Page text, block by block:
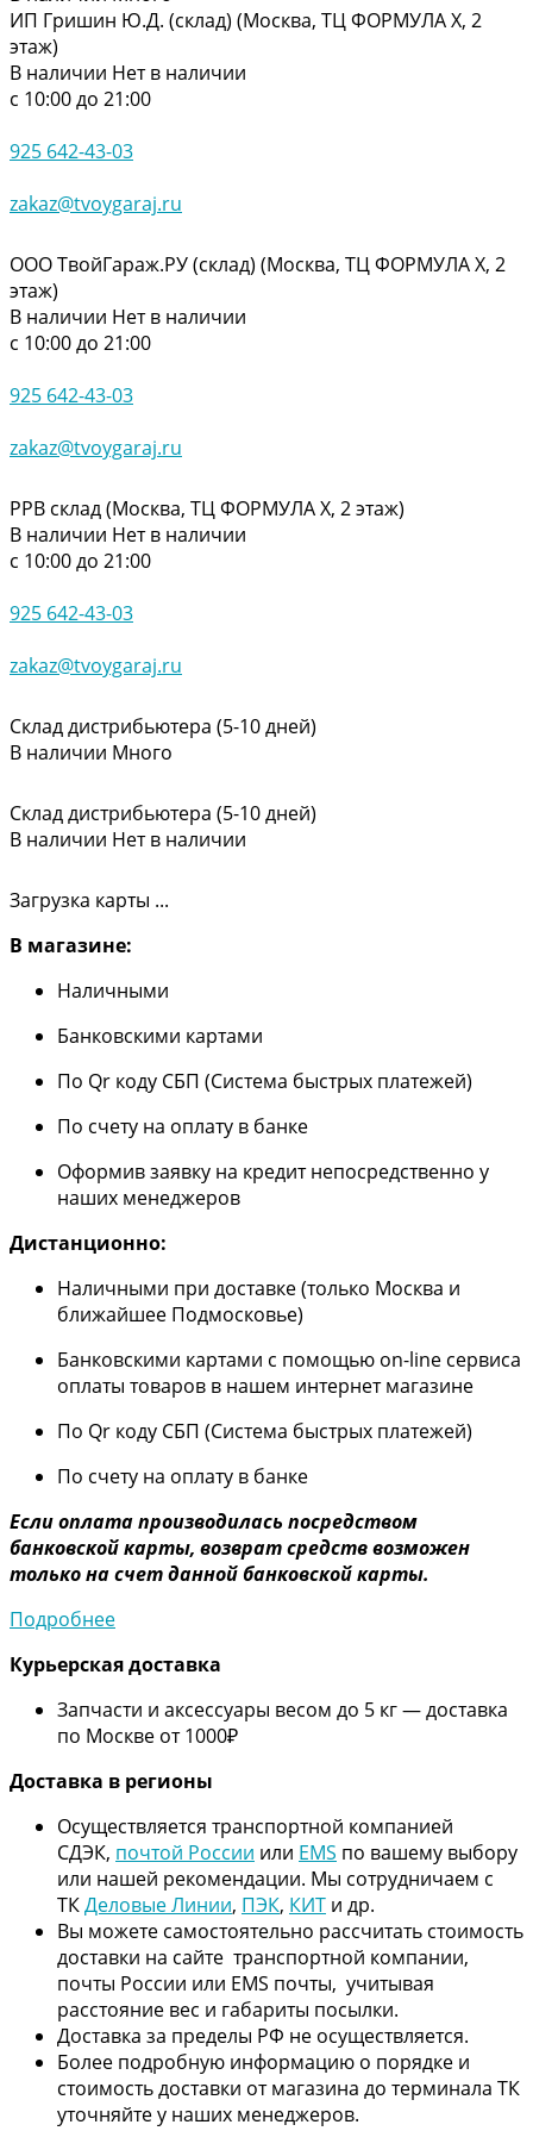
ИП Гришин Ю.Д. (склад) (Москва, ТЦ ФОРМУЛА Х, 2
этаж)
В наличии Нет в наличии
с 10:00 до 21:00
925 642-43-03
zakaz@tvoygaraj.ru
ООО ТвойГараж.РУ (склад) (Москва, ТЦ ФОРМУЛА Х, 2
этаж)
В наличии Нет в наличии
с 10:00 до 21:00
925 642-43-03
zakaz@tvoygaraj.ru
РРВ склад (Москва, ТЦ ФОРМУЛА Х, 2 этаж)
В наличии Нет в наличии
с 10:00 до 21:00
925 642-43-03
zakaz@tvoygaraj.ru
Склад дистрибьютера (5-10 дней)
В наличии Много
Склад дистрибьютера (5-10 дней)
В наличии Нет в наличии
Загрузка карты ...
В магазине:
Наличными
Банковскими картами
По Qr коду СБП (Система быстрых платежей)
По счету на оплату в банке
Оформив заявку на кредит непосредственно у
наших менеджеров
Дистанционно:
Наличными при доставке (только Москва и
ближайшее Подмосковье)
Банковскими картами с помощью on-line сервиса
оплаты товаров в нашем интернет магазине
По Qr коду СБП (Система быстрых платежей)
По счету на оплату в банке
Если оплата производилась посредством
банковской карты, возврат средств возможен
только на счет данной банковской карты.
Подробнее
Курьерская доставка
Запчасти и аксессуары весом до 5 кг — доставка
по Москве от 1000₽
Доставка в регионы
Осуществляется транспортной компанией
СДЭК, почтой России или EMS по вашему выбору
или нашей рекомендации. Мы сотрудничаем с
ТКДеловые Линии, ПЭК, КИТ и др.
Вы можете самостоятельно рассчитать стоимость
доставки на сайте транспортной компании,
почты России или EMS почты, учитывая
расстояние вес и габариты посылки.
Доставка за пределы РФ не осуществляется.
Более подробную информацию о порядке и
стоимость доставки от магазина до терминала ТК
уточняйте у наших менеджеров.